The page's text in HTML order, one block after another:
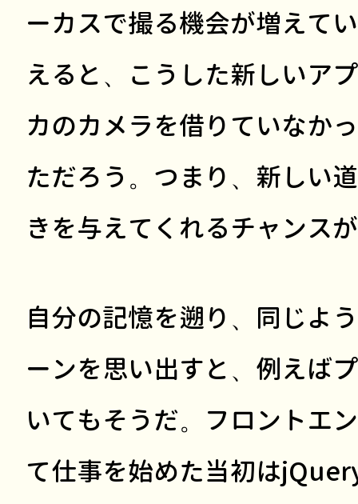
ーカスで撮る機会が増えて
えると、こうした新しいア
カのカメラを借りていなか
ただろう。つまり、新しい
きを与えてくれるチャンス
自分の記憶を遡り、同じよ
ーンを思い出すと、例えば
いてもそうだ。フロントエ
て仕事を始めた当初は